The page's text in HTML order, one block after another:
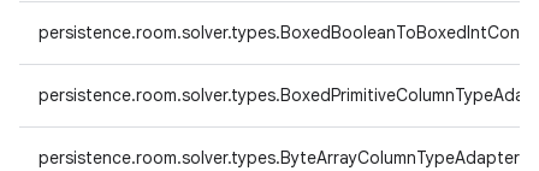
persistence.room.solver.types.ByteArrayColumnTypeAdapter